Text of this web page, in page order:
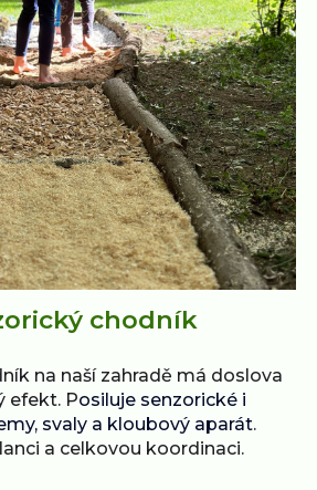
chodník
na naší zahradě má doslova
efekt. Posiluje senzorické i
svaly a kloubový aparát.
a celkovou koordinaci.